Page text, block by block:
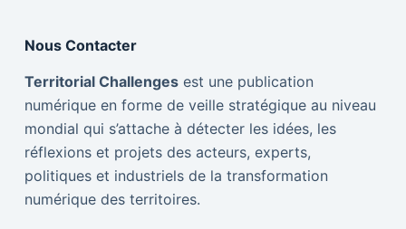
Nous Contacter
Territorial Challengesest une publication
numérique en forme de veille stratégique au niveau
mondial qui s’attache à détecter les idées, les
réflexions et projets des acteurs, experts,
politiques et industriels de la transformation
numérique des territoires.